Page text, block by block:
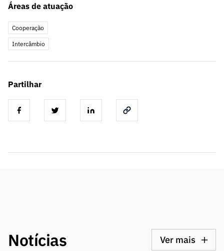
Áreas de atuação
Cooperação
Intercâmbio
Partilhar
Notícias Ver mais